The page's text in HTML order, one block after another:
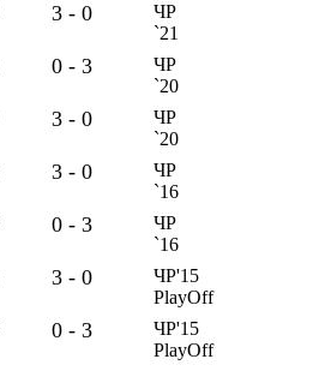
3 - 0
ЧР
`21
0 - 3
ЧР
`20
3 - 0
ЧР
`20
3 - 0
ЧР
`16
0 - 3
ЧР
`16
3 - 0
ЧР'15
PlayOff
0 - 3
ЧР'15
PlayOff